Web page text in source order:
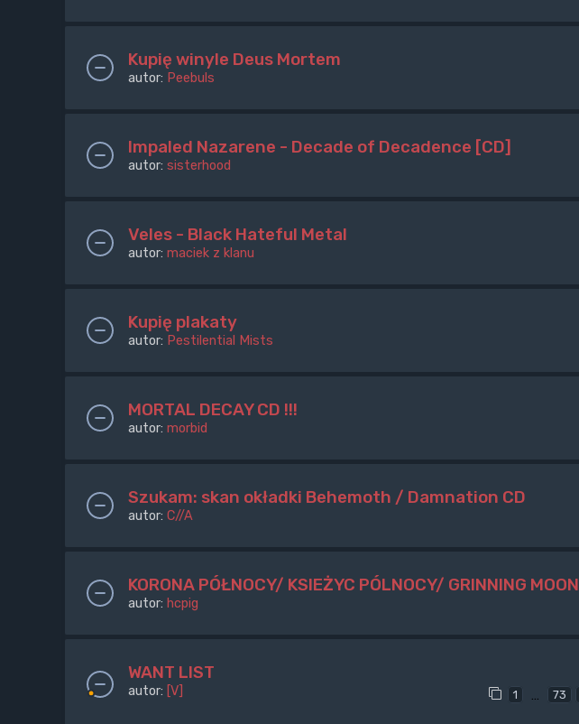
Kupię winyle Deus Mortem
autor: Peebuls
Impaled Nazarene - Decade of Decadence [CD]
autor: sisterhood
Veles - Black Hateful Metal
autor: maciek z klanu
Kupię plakaty
autor: Pestilential Mists
MORTAL DECAY CD !!!
autor: morbid
Szukam: skan okładki Behemoth / Damnation CD
autor: C//A
KORONA PÓŁNOCY/ KSIEŻYC PÓLNOCY/ GRINNING MOON
autor: hcpig
WANT LIST
autor: [V] 1 … 73